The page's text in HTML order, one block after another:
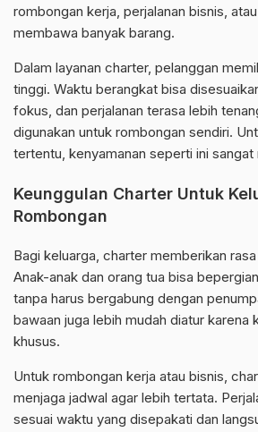
rombongan kerja, perjalanan bisnis,
membawa banyak barang.
Dalam layanan charter, pelanggan
tinggi. Waktu berangkat bisa
fokus, dan perjalanan terasa lebih
digunakan untuk rombongan sendiri.
tertentu, kenyamanan seperti ini sangat
Keunggulan Charter Untuk
Rombongan
Bagi keluarga, charter memberikan
Anak-anak dan orang tua bisa
tanpa harus bergabung dengan
bawaan juga lebih mudah diatur karena
khusus.
Untuk rombongan kerja atau bisnis,
menjaga jadwal agar lebih tertata.
sesuai waktu yang disepakati dan